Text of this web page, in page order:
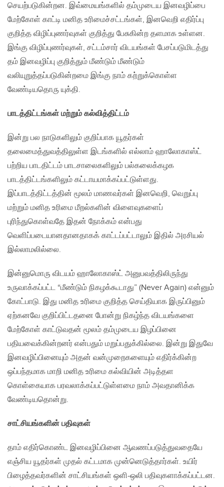
செயற்படுகின்றன. இவ்மையங்களில் தம்முடைய இனவழிப்பை
மேற்கோள் காட்டி மனித உரிமைச்சட்டங்கள், இனவெறி எதிர்ப்பு
குறித்த விழிப்புணர்வுகள் குறித்து பேசுகின்ற தளமாக உள்ளன.
இங்கு விழிப்புணர்வுகள், சட்டம்சார் விடயங்கள் பேசப்படுமிடத்து
தம் இனவழிப்பு குறித்தும் மீண்டும் மீண்டும்
வலியுறுத்தப்படுகின்றமை இங்கு நாம் கற்றுக்கொள்ள
வேண்டியதொரு யுக்தி.
பாடத்திட்டங்கள் மற்றும் கல்வித்திட்டம்
இன்று பல நாடுகளிலும் குறிப்பாக யூதர்கள்
தலைமைத்துவத்திலுள்ள இடங்களில் எல்லாம் ஹாலோகாஸ்ட்
பற்றிய பாடதிட்டம் பாடசாலைகளிலும் பல்கலைக்கழக
பாடத்திட்டங்களிலும் கட்டாயமாக்கப்பட்டுள்ளது.
இப்பாடத்திட்டத்தின் மூலம் மாணவர்கள் இனவெறி, வெறுப்பு
மற்றும் மனித உரிமை மீறல்களின் விளைவுகளைப்
புரிந்துகொள்வதே இதன் நோக்கம் என்பது
வெளிப்படையானதானதாகக் காட்டப்பட்டாலும் இதில் அரசியல்
இல்லாமலில்லை.
இன்னுமொரு விடயம் ஹாலோகாஸ்ட் அனுபவத்திலிருந்து
உருவாக்கப்பட்ட “மீண்டும் நிகழக்கூடாது” (Never Again) என்னும்
கோட்பாடு. இது மனித உரிமை குறித்த செய்தியாக இருப்பினும்
ஏற்கனவே குறிப்பிட்டதனை போன்று நிகழ்ந்த விடயங்களை
மேற்கோள் காட்டுவதன் மூலம் தம்முடைய இழப்பினை
பதியவைக்கின்றனர் என்பதும் மறுப்பதுக்கில்லை. இன்று இதுவே
இனவழிப்பினையும் அதன் வன்முறைகளையும் எதிர்க்கின்ற
ஒப்பந்தமாக மாறி மனித உரிமை கல்வியின் அடித்தள
கொள்கையாக பரவலாக்கப்பட்டுள்ளமை நாம் அவதானிக்க
வேண்டியதொன்று.
சாட்சியங்களின் பதிவுகள்
தாம் எதிர்கொண்ட இனவழிப்பினை ஆவணப்படுத்துவதையே
எஞ்சிய யூதர்கள் முதல் கட்டமாக முன்னெடுத்தார்கள். உயிர்
பிழைத்தவர்களின் சாட்சியங்கள் ஒளி-ஒலி பதிவுகளாக்கப்பட்டன.